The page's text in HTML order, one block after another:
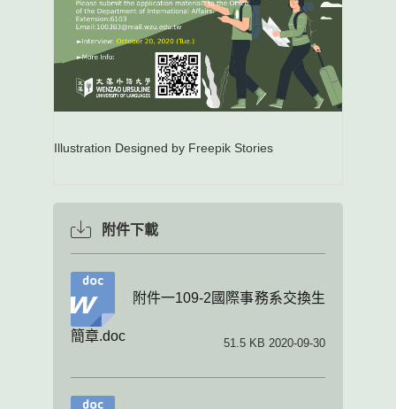
Illustration Designed by Freepik Stories
附件下載
附件一109-2國際事務系交換生
簡章.doc 51.5 KB 2020-09-30